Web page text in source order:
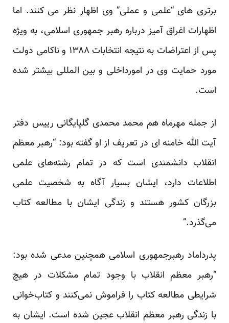
برتری های “علمی و عملی” وی اظهار نظر می کنند. اما
اظهارات اغراق آمیز درباره رهبر جمهوری اسلامی، به ویژه
پس از اعتراضات به نتیجه انتخابات ۱۳۸۸ و ناکامی دولت
مورد حمایت وی در امورداخلی و بین المللی بیشتر شده
است.
از جمله مهرماه هم محمد محمدی گلپایگانی رییس دفتر
آیت الله خامنه ای در تعریف از او گفته بود: “رهبر معظم
انقلاب دانشمندی است که در تمام رشته‌های علمی
اطلاعات دارد، ایشان بسیار آگاه به شخصیت علمی
بزرگان کشور هستند و زندگی ایشان با مطالعه کتاب
می‌گذرد.”
پدرداماد رهبرجمهوری اسلامی همچنین مدعی شده بود:
“رهبر معظم انقلاب با وجود تمام مشکلات در هیچ
شرایطی مطالعه کتاب را فراموش نمی‌کنند و کتاب‌خوانی
با زندگی رهبر معظم انقلاب عجین شده است. ایشان به